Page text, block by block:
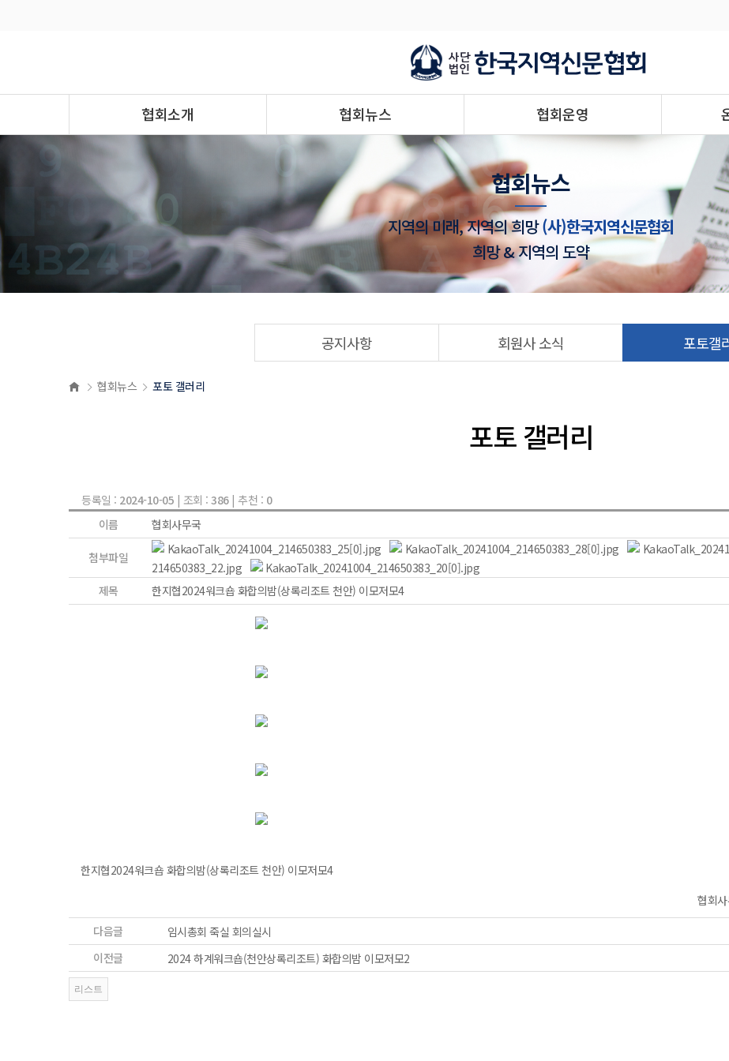
협회소개 협회뉴스 협회운영
협회뉴스
지역의 미래, 지역의 희망(사)한국지역신문협회
희망 & 지역의 도약
공지사항 회원사 소식 포토갤
협회뉴스 포토 갤러리
포토 갤러리
등록일 : 2024-10-05 | 조회 : 386| 추천 : 0
이름
협회사무국
첨부파일
KakaoTalk_20241004_214650383_25[0].jpg KakaoTalk_20241004_214650383_28[0].jpg
214650383_22.jpg
KakaoTalk_20241004_214650383_20[0].jpg
제목
한지협2024워크숍 화합의밤(상록리조트 천안) 이모저모4
한지협2024워크숍 화합의밤(상록리조트 천안) 이모저모4
협회
다음글
임시총회 죽실 회의실시
이전글
2024 하계워크숍(천안상록리조트) 화합의밤 이모저모2